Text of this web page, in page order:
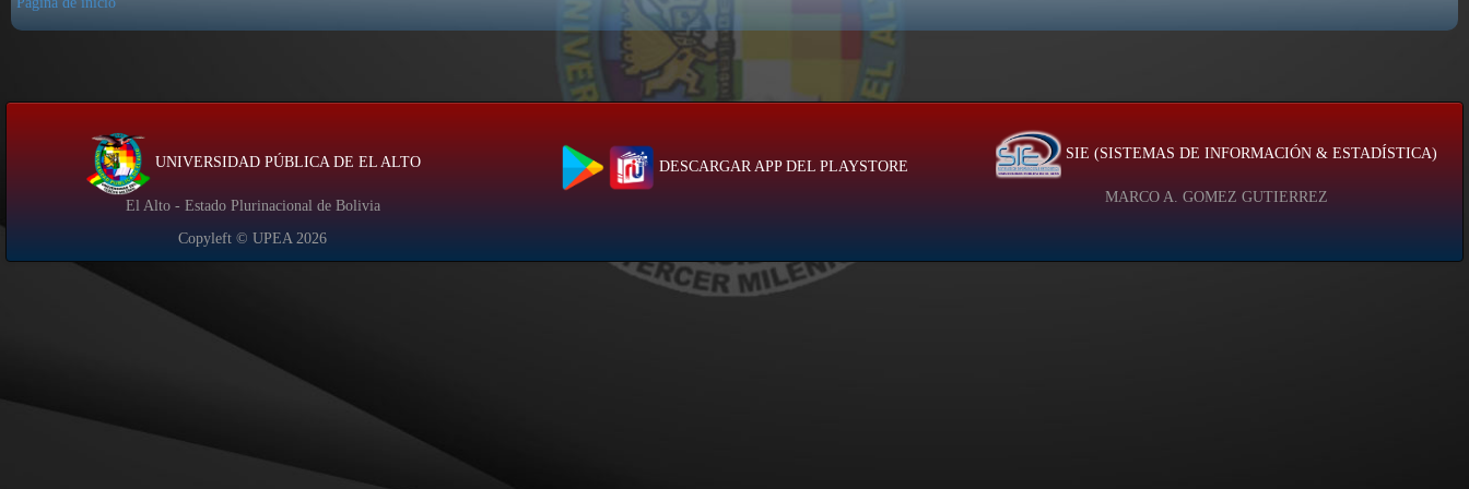
UNIVERSIDAD PÚBLICA DE EL ALTO
El Alto - Estado Plurinacional de Bolivia
Copyleft © UPEA2026
DESCARGAR APP DEL PLAYSTORE
SIE (SISTEMAS DE INFORMACIÓN & ESTADÍSTICA)
MARCO A. GOMEZ GUTIERREZ